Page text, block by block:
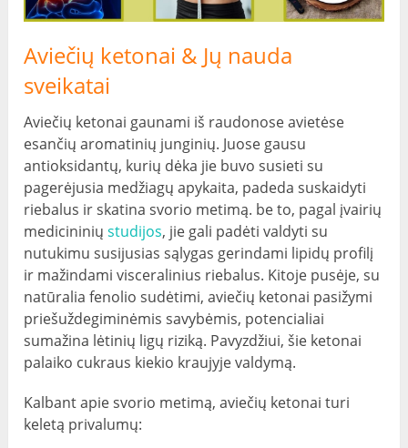
Aviečių ketonai & Jų nauda
sveikatai
Aviečių ketonai gaunami iš raudonose avietėse
esančių aromatinių junginių. Juose gausu
antioksidantų, kurių dėka jie buvo susieti su
pagerėjusia medžiagų apykaita, padeda suskaidyti
riebalus ir skatina svorio metimą. be to, pagal įvairių
medicininiųstudijos, jie gali padėti valdyti su
nutukimu susijusias sąlygas gerindami lipidų profilį
ir mažindami visceralinius riebalus. Kitoje pusėje, su
natūralia fenolio sudėtimi, aviečių ketonai pasižymi
priešuždegiminėmis savybėmis, potencialiai
sumažina lėtinių ligų riziką. Pavyzdžiui, šie ketonai
palaiko cukraus kiekio kraujyje valdymą.
Kalbant apie svorio metimą, aviečių ketonai turi
keletą privalumų: